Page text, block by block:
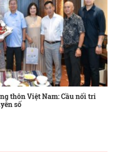
thôn Việt Nam: Cầu nối tri
số